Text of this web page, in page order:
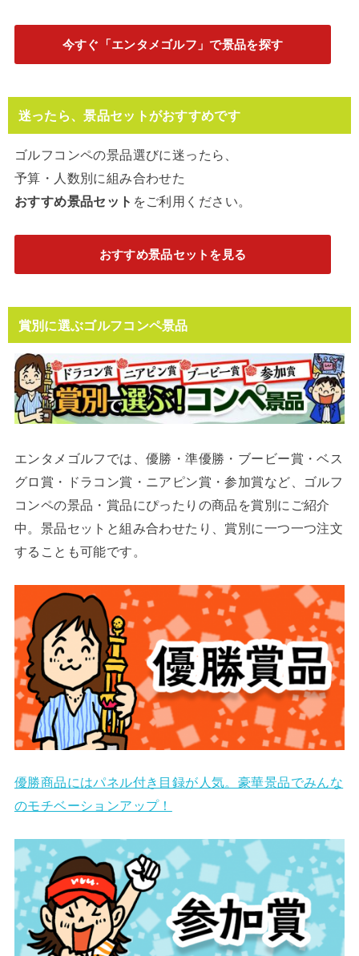
今すぐ「エンタメゴルフ」で景品を探す
迷ったら、景品セットがおすすめです
ゴルフコンペの景品選びに迷ったら、
予算・人数別に組み合わせた
おすすめ景品セット をご利用ください。
おすすめ景品セットを見る
賞別に選ぶゴルフコンペ景品
エンタメゴルフでは、優勝・準優勝・ブービー賞・ベス
グロ賞・ドラコン賞・ニアピン賞・参加賞など、ゴルフ
コンペの景品・賞品にぴったりの商品を賞別にご紹介
中。景品セットと組み合わせたり、賞別に一つ一つ注文
することも可能です。
優勝商品にはパネル付き目録が人気。豪華景品でみんな
のモチベーションアップ！